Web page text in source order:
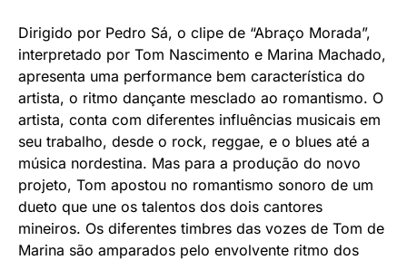
Dirigido por Pedro Sá, o clipe de “Abraço Morada”,
interpretado por Tom Nascimento e Marina Machado,
apresenta uma performance bem característica do
artista, o ritmo dançante mesclado ao romantismo. O
artista, conta com diferentes influências musicais em
seu trabalho, desde o rock, reggae, e o blues até a
música nordestina. Mas para a produção do novo
projeto, Tom apostou no romantismo sonoro de um
dueto que une os talentos dos dois cantores
mineiros. Os diferentes timbres das vozes de Tom de
Marina são amparados pelo envolvente ritmo dos